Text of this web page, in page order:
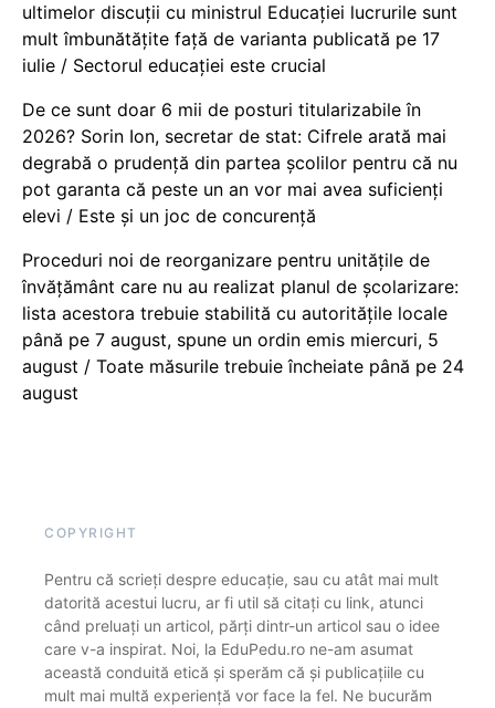
ultimelor discuții cu ministrul Educației lucrurile sunt
mult îmbunătățite față de varianta publicată pe 17
iulie / Sectorul educației este crucial
De ce sunt doar 6 mii de posturi titularizabile în
2026? Sorin Ion, secretar de stat: Cifrele arată mai
degrabă o prudență din partea școlilor pentru că nu
pot garanta că peste un an vor mai avea suficienți
elevi / Este și un joc de concurență
Proceduri noi de reorganizare pentru unitățile de
învățământ care nu au realizat planul de școlarizare:
lista acestora trebuie stabilită cu autoritățile locale
până pe 7 august, spune un ordin emis miercuri, 5
august / Toate măsurile trebuie încheiate până pe 24
august
COPYRIGHT
Pentru că scrieți despre educație, sau cu atât mai mult
datorită acestui lucru, ar fi util să citați cu link, atunci
când preluați un articol, părți dintr-un articol sau o idee
care v-a inspirat. Noi, la EduPedu.ro ne-am asumat
această conduită etică și sperăm că și publicațiile cu
mult mai multă experiență vor face la fel. Ne bucurăm